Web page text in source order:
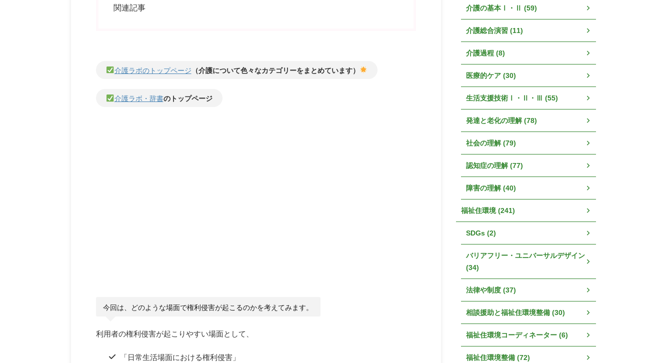
関連記事
介護ラボのトップページ （介護について色々なカテゴリーをまとめています）
介護ラボ・辞書のトップページ
今回は、どのような場面で権利侵害が起こるのかを考えてみます。
利用者の権利侵害が起こりやすい場面として、
「日常生活場面における権利侵害」
介護の基本Ⅰ・Ⅱ (59)
介護総合演習 (11)
介護過程 (8)
医療的ケア (30)
生活支援技術Ⅰ・Ⅱ・Ⅲ (55)
発達と老化の理解 (78)
社会の理解 (79)
認知症の理解 (77)
障害の理解 (40)
福祉住環境 (241)
SDGs (2)
バリアフリー・ユニバーサルデザイン
(34)
法律や制度 (37)
相談援助と福祉住環境整備 (30)
福祉住環境コーディネーター (6)
福祉住環境整備 (72)